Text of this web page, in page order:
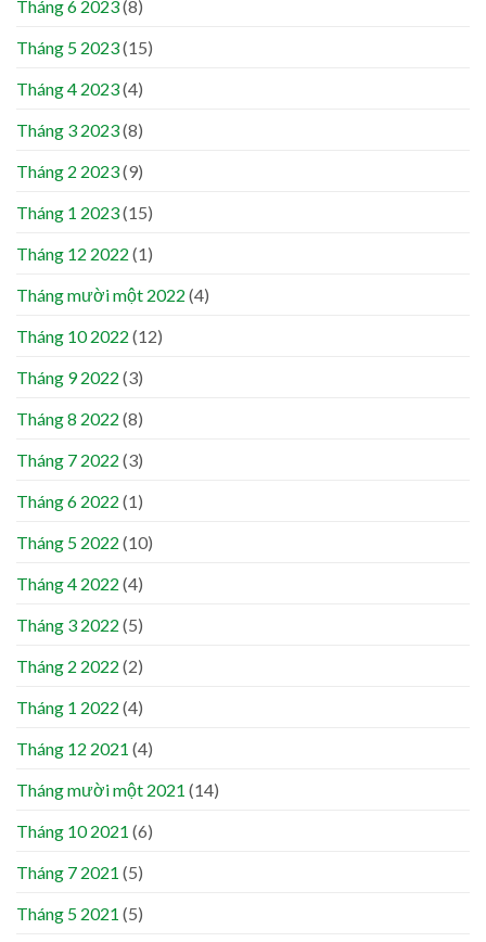
Tháng 6 2023(8)
Tháng 5 2023(15)
Tháng 4 2023(4)
Tháng 3 2023(8)
Tháng 2 2023(9)
Tháng 1 2023(15)
Tháng 12 2022 (1)
Tháng mười một 2022 (4)
Tháng 10 2022 (12)
Tháng 9 2022 (3)
Tháng 8 2022 (8)
Tháng 7 2022 (3)
Tháng 6 2022 (1)
Tháng 5 2022 (10)
Tháng 4 2022 (4)
Tháng 3 2022 (5)
Tháng 2 2022 (2)
Tháng 1 2022 (4)
Tháng 12 2021 (4)
Tháng mười một 2021 (14)
Tháng 10 2021 (6)
Tháng 7 2021 (5)
Tháng 5 2021 (5)